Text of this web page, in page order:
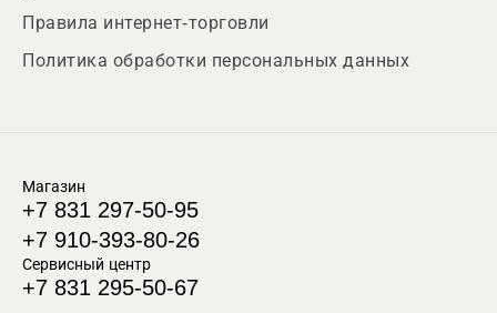
Правила интернет-торговли
Политика обработки персональных данных
Магазин
+7 831 297-50-95
+7 910-393-80-26
Сервисный центр
+7 831 295-50-67